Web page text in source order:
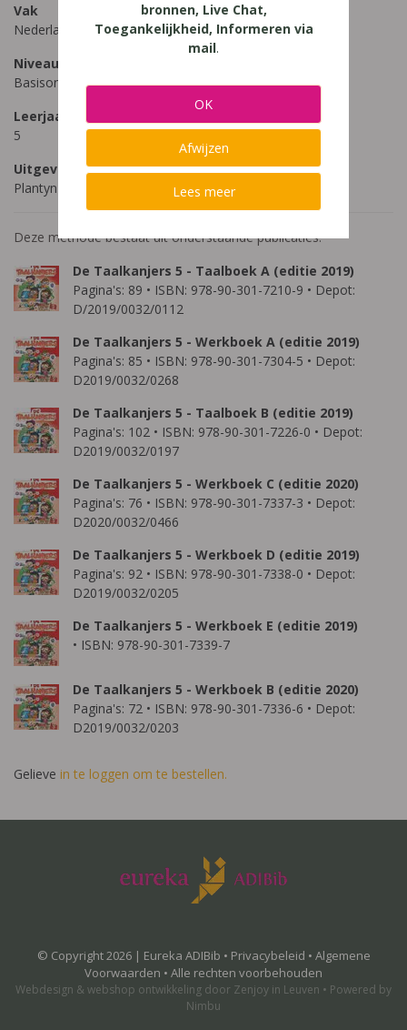
Vak
Nederlands
Niveau
Basisonderwijs
Leerjaar
5
Uitgeverij
Plantyn
Deze methode bestaat uit onderstaande publicaties:
De Taalkanjers 5 - Taalboek A (editie 2019)
Pagina's: 89 • ISBN: 978-90-301-7210-9 • Depot:
D/2019/0032/0112
De Taalkanjers 5 - Werkboek A (editie 2019)
Pagina's: 85 • ISBN: 978-90-301-7304-5 • Depot:
D2019/0032/0268
De Taalkanjers 5 - Taalboek B (editie 2019)
Pagina's: 102 • ISBN: 978-90-301-7226-0 • Depot:
D2019/0032/0197
De Taalkanjers 5 - Werkboek C (editie 2020)
Pagina's: 76 • ISBN: 978-90-301-7337-3 • Depot:
D2020/0032/0466
De Taalkanjers 5 - Werkboek D (editie 2019)
Pagina's: 92 • ISBN: 978-90-301-7338-0 • Depot:
D2019/0032/0205
De Taalkanjers 5 - Werkboek E (editie 2019)
• ISBN: 978-90-301-7339-7
De Taalkanjers 5 - Werkboek B (editie 2020)
Pagina's: 72 • ISBN: 978-90-301-7336-6 • Depot:
D2019/0032/0203
Gelieve in te loggen om te bestellen.
© Copyright 2026 | Eureka ADIBib • Privacybeleid • Algemene
Voorwaarden • Alle rechten voorbehouden
Webdesign & webshop ontwikkeling door Zenjoy in Leuven • Powered by
Nimbu
bronnen, Live Chat,
Toegankelijkheid, Informeren via
mail.
OK
Afwijzen
Lees meer